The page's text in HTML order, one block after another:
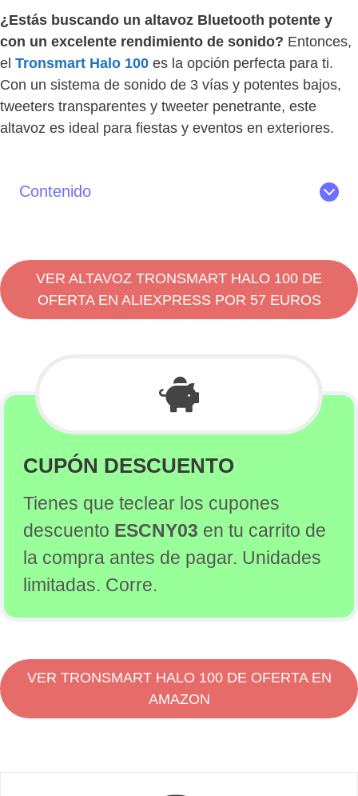
¿Estás buscando un altavoz Bluetooth potente y
con un excelente rendimiento de sonido? Entonces,
el Tronsmart Halo 100 es la opción perfecta para ti.
Con un sistema de sonido de 3 vías y potentes bajos,
tweeters transparentes y tweeter penetrante, este
altavoz es ideal para fiestas y eventos en exteriores.
Contenido
Diseño
Conectividad
Rendimiento de Sonido
Dónde comprar el altavoz Tronsmart Halo 100 de oferta
en España
Preguntas Frecuentes sobre el Tronsmart Halo 100
¿Qué tipo de resistencia al agua tiene el
¿El Tronsmart Halo 100 permite emparejamiento
con otros altavoces?
Halo 100?
¿El Tronsmart Halo 100 tiene iluminación LED
VER ALTAVOZ TRONSMART HALO 100 DE
OFERTA EN ALIEXPRESS POR 57 EUROS
CUPÓN DESCUENTO
Tienes que teclear los cupones
descuento ESCNY03 en tu carrito de
la compra antes de pagar. Unidades
limitadas. Corre.
VER TRONSMART HALO 100 DE OFERTA EN
AMAZON